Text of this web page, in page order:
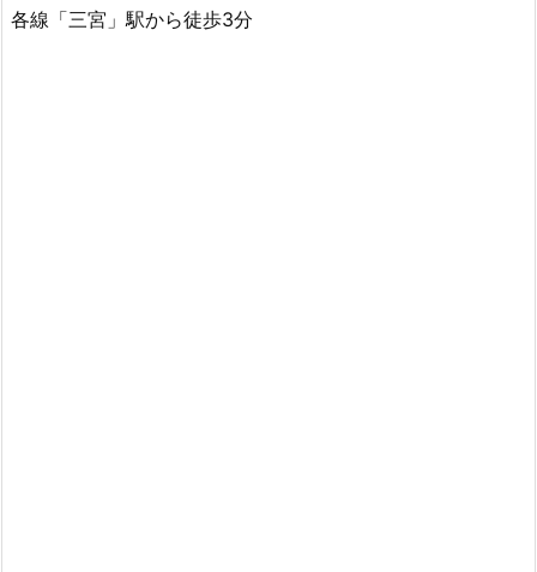
各線「三宮」駅から徒歩3分